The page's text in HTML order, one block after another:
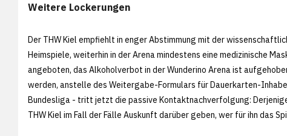
Weitere Lockerungen
Der THW Kiel empfiehlt in enger Abstimmung mit der
Heimspiele, weiterhin in der Arena mindestens eine medizinische
angeboten, das Alkoholverbot in der Wunderino Arena ist
werden, anstelle des Weitergabe-Formulars für Dauerkarten-
Bundesliga - tritt jetzt die passive Kontaktnachverfolgung:
THW Kiel im Fall der Fälle Auskunft darüber geben, wer für ihn das